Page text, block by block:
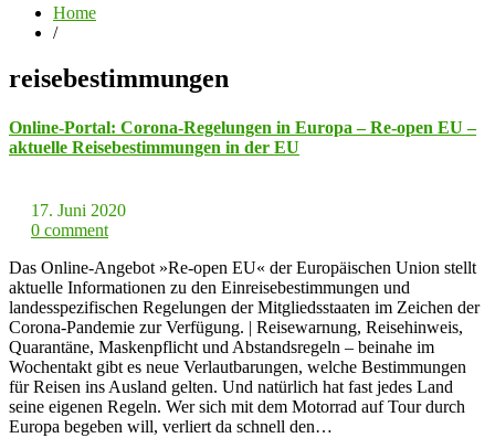
Home
/
reisebestimmungen
Online-Portal: Corona-Regelungen in Europa – Re-open EU –
aktuelle Reisebestimmungen in der EU
17. Juni 2020
0 comment
Das Online-Angebot »Re-open EU« der Europäischen Union stellt
aktuelle Informationen zu den Einreisebestimmungen und
landesspezifischen Regelungen der Mitgliedsstaaten im Zeichen der
Corona-Pandemie zur Verfügung. | Reisewarnung, Reisehinweis,
Quarantäne, Maskenpflicht und Abstandsregeln – beinahe im
Wochentakt gibt es neue Verlautbarungen, welche Bestimmungen
für Reisen ins Ausland gelten. Und natürlich hat fast jedes Land
seine eigenen Regeln. Wer sich mit dem Motorrad auf Tour durch
Europa begeben will, verliert da schnell den…